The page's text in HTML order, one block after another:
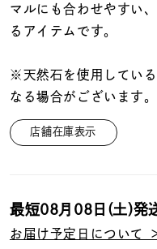
レディース
メンズ
リングサイズ
価格
マルにも合わせやすい
るアイテムです。
※天然石を使用してい
なる場合がございます。
店舗在庫表示
最短08月08日(土)発
お届け予定日について